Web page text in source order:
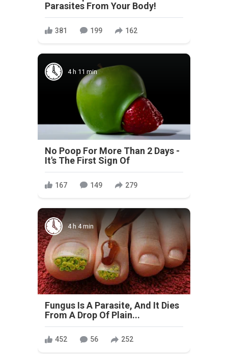
Parasites From Your Body!
381 199 162
4 h 11 min
No Poop For More Than 2 Days -
It's The First Sign Of
167 149 279
4 h 4 min
Fungus Is A Parasite, And It Dies
From A Drop Of Plain...
452 56 252